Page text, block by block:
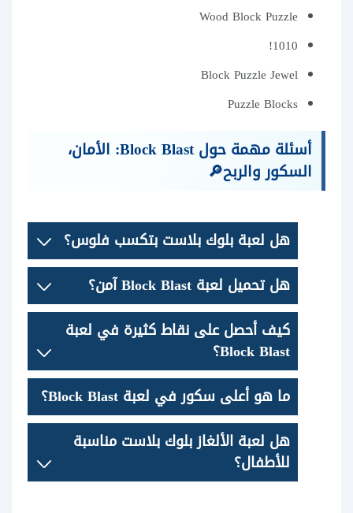
Wood Block Puzzle
1010!
Block Puzzle Jewel
Puzzle Blocks
أسئلة مهمة حول Block Blast: الأمان،
السكور والربح🔎
هل لعبة بلوك بلاست بتكسب فلوس؟
هل تحميل لعبة Block Blast آمن؟
كيف أحصل على نقاط كثيرة في لعبة
Block Blast؟
ما هو أعلى سكور في لعبة Block Blast؟
هل لعبة الألغاز بلوك بلاست مناسبة
للأطفال؟